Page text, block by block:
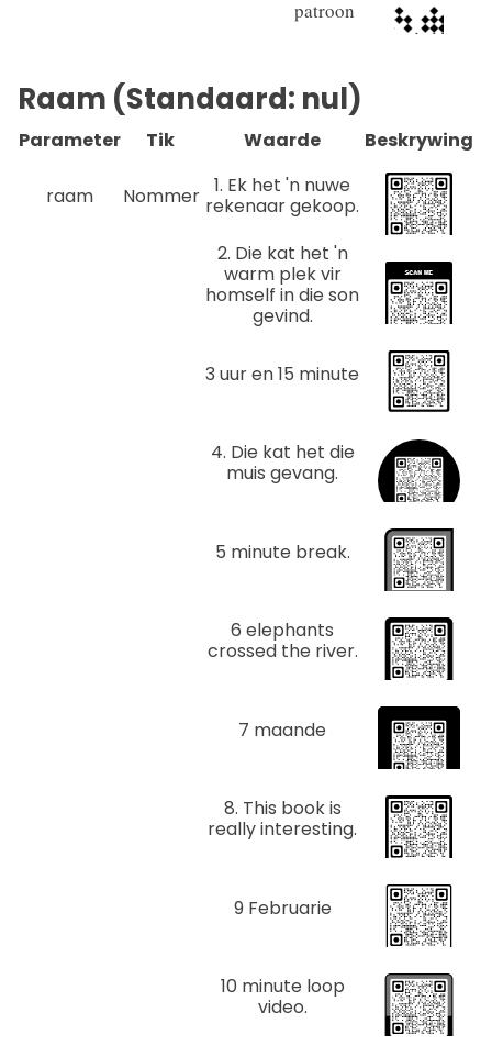
patroon
Raam (Standaard: nul)
Parameter Tik Waarde Beskrywing
raam Nommer 1. Ek het 'n nuwe
rekenaar gekoop.
2. Die kat het 'n
warm plek vir
homself in die son
gevind.
3 uur en 15 minute
4. Die kat het die
muis gevang.
5 minute break.
6 elephants
crossed the river.
7 maande
8. This book is
really interesting.
9 Februarie
10 minute loop
video.